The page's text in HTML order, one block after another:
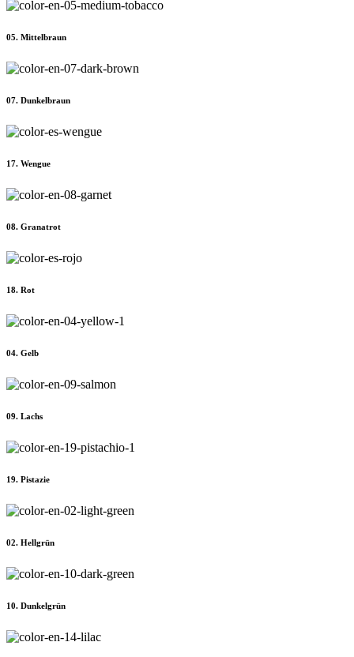
05. Mittelbraun
07. Dunkelbraun
17. Wengue
08. Granatrot
18. Rot
04. Gelb
09. Lachs
19. Pistazie
02. Hellgrün
10. Dunkelgrün